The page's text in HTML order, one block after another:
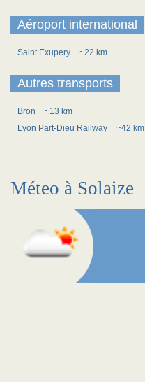
Aéroport international
Saint Exupery ~22 km
Autres transports
Bron
~13 km
Lyon Part-Dieu Railway
~42 km
Méteo à Solaize